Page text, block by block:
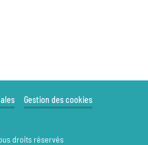
Gestion des cookies
droits réservés